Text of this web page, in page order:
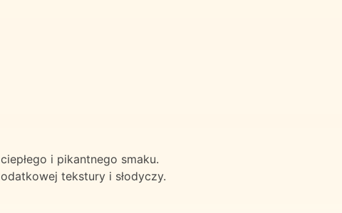
i pikantnego smaku.
tekstury i słodyczy.